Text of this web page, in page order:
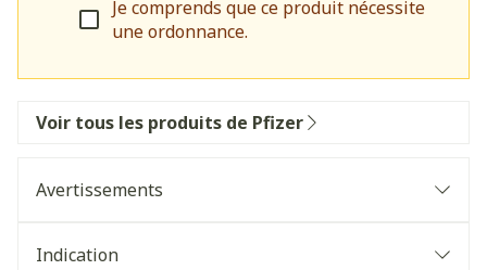
Je comprends que ce produit nécessite
une ordonnance.
Voir tous les produits de Pfizer
Avertissements
Indication